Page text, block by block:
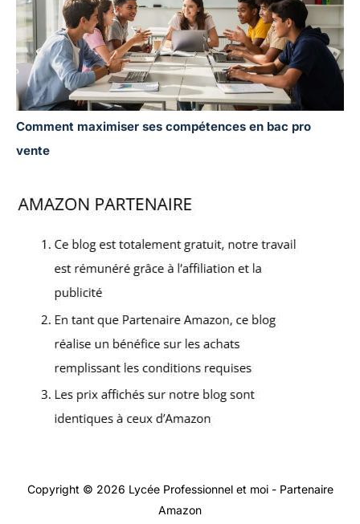
Comment maximiser ses compétences en bac pro
vente
Copyright © 2026 Lycée Professionnel et moi - Partenaire
Amazon